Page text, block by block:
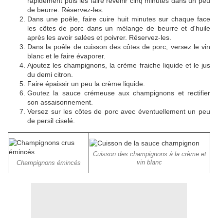
de beurre. Réservez-les.
Dans une poêle, faire cuire huit minutes sur chaque face
les côtes de porc dans un mélange de beurre et d'huile
après les avoir salées et poivrer. Réservez-les.
Dans la poêle de cuisson des côtes de porc, versez le vin
blanc et le faire évaporer.
Ajoutez les champignons, la crème fraiche liquide et le jus
du demi citron.
Faire épaissir un peu la crème liquide.
Goutez la sauce crémeuse aux champignons et rectifier
son assaisonnement.
Versez sur les côtes de porc avec éventuellement un peu
de persil ciselé.
Champignons émincés
Cuisson des champignons à la crème et
vin blanc